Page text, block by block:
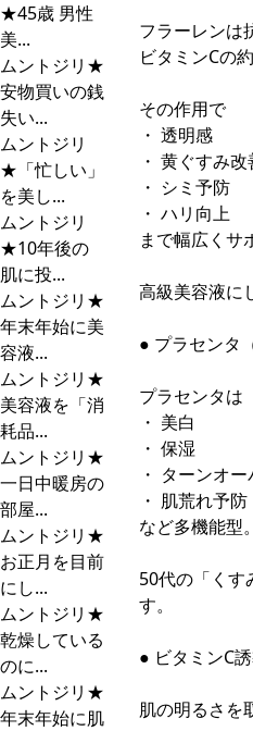
★45歳 男性
美...
ムントジリ★
安物買いの銭
失い...
ムントジリ
★「忙しい」
を美し...
ムントジリ
★10年後の
肌に投...
ムントジリ★
年末年始に美
容液...
ムントジリ★
美容液を「消
耗品...
ムントジリ★
一日中暖房の
部屋...
ムントジリ★
お正月を目前
にし...
ムントジリ★
乾燥している
のに...
ムントジリ★
年末年始に肌
フラーレンは
ビタミンCの
その作用で
・ 透明感
・ 黄ぐすみ改
・ シミ予防
・ ハリ向上
まで幅広くサ
高級美容液に
● プラセンタ
プラセンタは
・ 美白
・ 保湿
・ ターンオ
・ 肌荒れ予防
など多機能型。
50代の「くす
す。
● ビタミンC
肌の明るさを